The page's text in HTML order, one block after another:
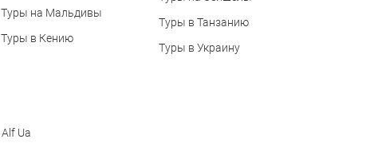
Туры на Мальдивы
Туры в Кению
Туры в Танзанию
Туры в Украину
Alf Ua